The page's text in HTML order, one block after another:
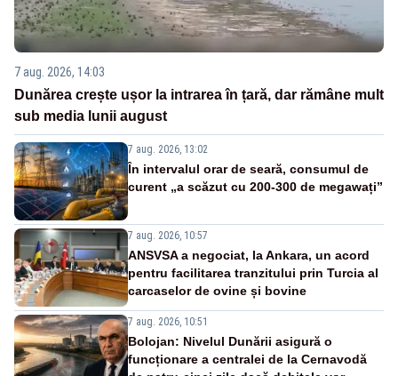
7 aug. 2026, 14:03
Dunărea crește ușor la intrarea în țară, dar rămâne mult
sub media lunii august
7 aug. 2026, 13:02
În intervalul orar de seară, consumul de
curent „a scăzut cu 200-300 de megawați”
7 aug. 2026, 10:57
ANSVSA a negociat, la Ankara, un acord
pentru facilitarea tranzitului prin Turcia al
carcaselor de ovine și bovine
7 aug. 2026, 10:51
Bolojan: Nivelul Dunării asigură o
funcționare a centralei de la Cernavodă